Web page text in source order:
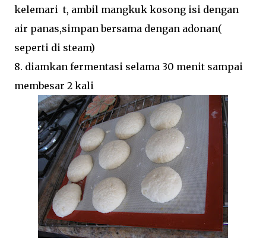
kelemari t, ambil mangkuk kosong isi dengan
air panas,simpan bersama dengan adonan(
seperti di steam)
8. diamkan fermentasi selama 30 menit sampai
membesar 2 kali